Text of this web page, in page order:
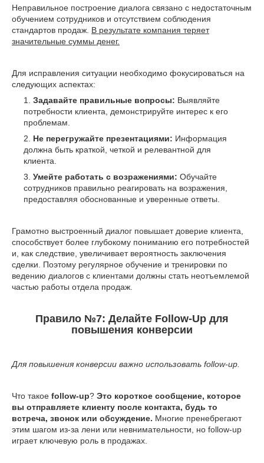
Неправильное построение диалога связано с недостаточным
обучением сотрудников и отсутствием соблюдения
стандартов продаж. В результате компания теряет
значительные суммы денег.
Для исправления ситуации необходимо фокусироваться на
следующих аспектах:
Задавайте правильные вопросы: Выявляйте
потребности клиента, демонстрируйте интерес к его
проблемам.
Не перегружайте презентациями: Информация
должна быть краткой, четкой и релевантной для
клиента.
Умейте работать с возражениями: Обучайте
сотрудников правильно реагировать на возражения,
предоставляя обоснованные и уверенные ответы.
Грамотно выстроенный диалог повышает доверие клиента,
способствует более глубокому пониманию его потребностей
и, как следствие, увеличивает вероятность заключения
сделки. Поэтому регулярное обучение и тренировки по
ведению диалогов с клиентами должны стать неотъемлемой
частью работы отдела продаж.
Правило №7: Делайте Follow-Up для
повышения конверсии
Для повышения конверсии важно использовать follow-up.
Что такое follow-up? Это короткое сообщение, которое
вы отправляете клиенту после контакта, будь то
встреча, звонок или обсуждение. Многие пренебрегают
этим шагом из-за лени или невнимательности, но follow-up
играет ключевую роль в продажах.